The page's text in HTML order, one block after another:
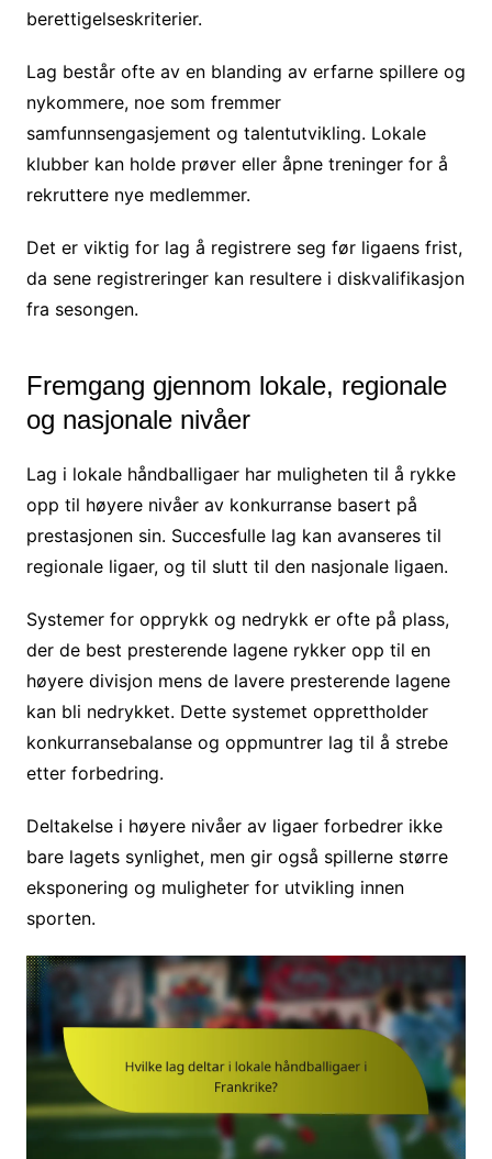
berettigelseskriterier.
Lag består ofte av en blanding av erfarne spillere og
nykommere, noe som fremmer
samfunnsengasjement og talentutvikling. Lokale
klubber kan holde prøver eller åpne treninger for å
rekruttere nye medlemmer.
Det er viktig for lag å registrere seg før ligaens frist,
da sene registreringer kan resultere i diskvalifikasjon
fra sesongen.
Fremgang gjennom lokale, regionale
og nasjonale nivåer
Lag i lokale håndballigaer har muligheten til å rykke
opp til høyere nivåer av konkurranse basert på
prestasjonen sin. Succesfulle lag kan avanseres til
regionale ligaer, og til slutt til den nasjonale ligaen.
Systemer for opprykk og nedrykk er ofte på plass,
der de best presterende lagene rykker opp til en
høyere divisjon mens de lavere presterende lagene
kan bli nedrykket. Dette systemet opprettholder
konkurransebalanse og oppmuntrer lag til å strebe
etter forbedring.
Deltakelse i høyere nivåer av ligaer forbedrer ikke
bare lagets synlighet, men gir også spillerne større
eksponering og muligheter for utvikling innen
sporten.